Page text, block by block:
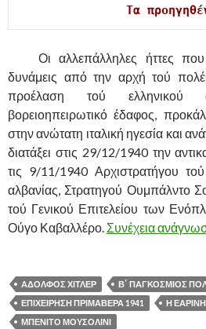
Τα
Οι αλλεπάλληλες ήττες
δυνάμεις από την αρχή τού
προέλαση τού
βορειοηπειρωτικό έδαφος,
στην ανώτατη ιταλική ηγεσία και
διατάξει στις 29/12/1940 την
τις 9/11/1940 Αρχιστρατήγου
αλβανίας, Στρατηγού Ουμπάλντο
τού Γενικού Επιτελείου των
Ούγο Καβαλλέρο. Συνέχεια
ΑΔΟΛΦΟΣ ΧΙΤΛΕΡ
Β΄ ΠΑΓΚΟΣΜΙΟΣ
ΕΠΙΧΕΙΡΗΣΗ ΠΡΙΜΑΒΕΡΑ 1941
Η
ΜΠΕΝΙΤΟ ΜΟΥΣΟΛΙΝΙ